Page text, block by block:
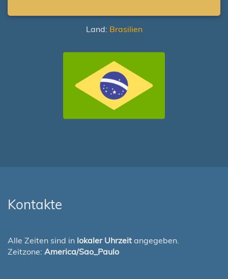
Land: Brasilien
Kontakte
Alle Zeiten sind in lokaler Uhrzeit angegeben.
Zeitzone: America/Sao_Paulo